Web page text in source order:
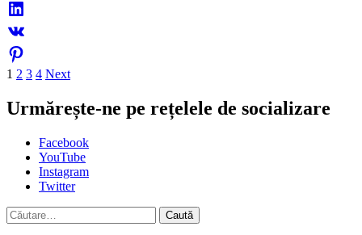
Paginație
articole
1 2 3 4 Next
Urmărește-ne pe rețelele de socializare
Facebook
YouTube
Instagram
Twitter
Caută
după: